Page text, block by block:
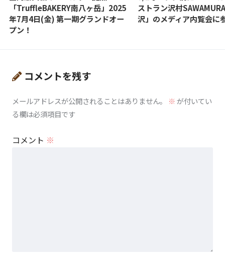
「TruffleBAKERY南八ヶ岳」2025
年7月4日(金) 第一期グランドオー
プン！
ストラン沢村
沢」のメディア内覧会に
コメントを残す
メールアドレスが公開されることはありません。 ※が付いてい
る欄は必須項目です
コメント ※